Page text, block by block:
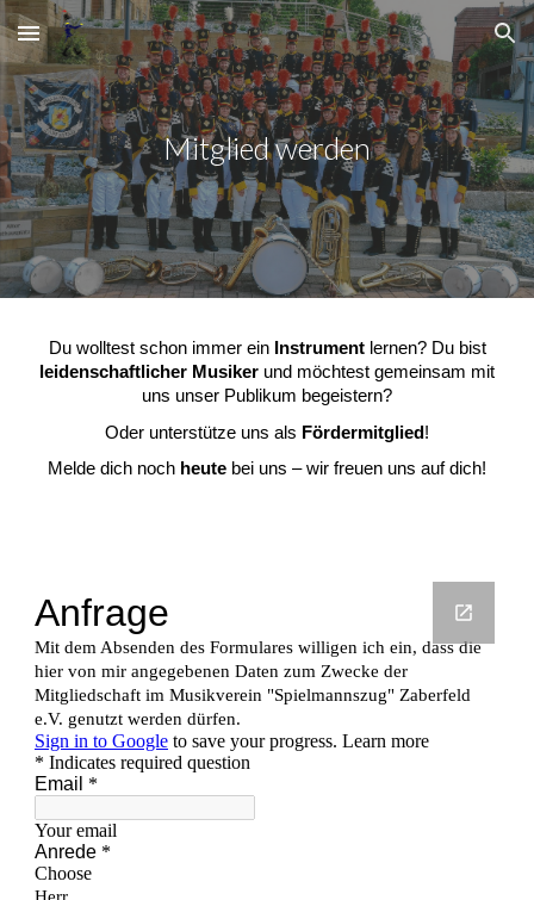
Skip to main content Skip to navigation
Mitglied werden
Du wolltest schon immer ein Instrumentlernen? Du bist
leidenschaftlicher Musiker und möchtest gemeinsam mit
uns unser Publikum begeistern?
Oder unterstütze uns als Fördermitglied !
Melde dich noch heute bei uns – wir freuen uns auf dich!